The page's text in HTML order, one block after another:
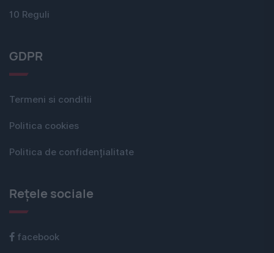
10 Reguli
GDPR
Termeni si conditii
Politica cookies
Politica de confidențialitate
Rețele sociale
facebook